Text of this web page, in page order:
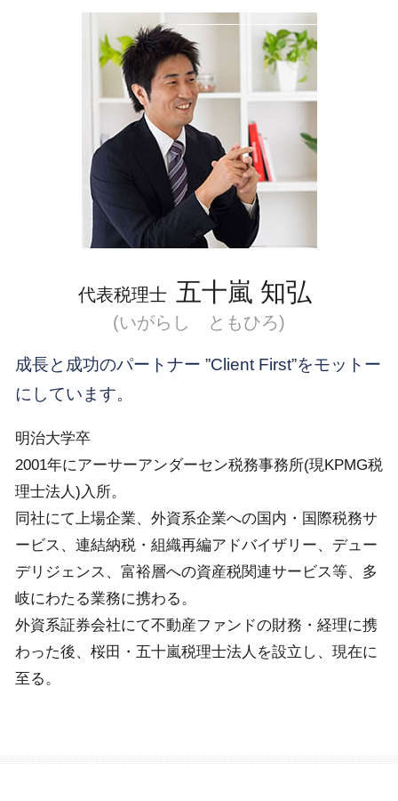
会計 税務顧問
税理士 相続税 相談
税務調査 法人
節税対策 法人化
外国 税額 控除 ふるさと 納税
国際税務 税制
外国 税額 控除 制度
外国子会社合算税制 租税負担割合 税額控
国際税務 移転価格税制
海外 送金 贈与税
国際税務 租税条約
目黒区 節税対策
目黒区 顧問税理士
目黒区 一般税務
品川区 国際税務 事前準備
品川区 一般税務
渋谷区 国際税務 事前準備
新宿区 起業支援
目黒区 起業支援
渋谷区 顧問税理士
渋谷区 会社設立後 支援
品川区 国際税務 税制
代表税理士 五十嵐 知弘
(いがらし ともひろ)
成長と成功のパートナー ”Client First”をモットー
にしています。
明治大学卒
2001年にアーサーアンダーセン税務事務所(現KPMG税
理士法人)入所。
同社にて上場企業、外資系企業への国内・国際税務サ
ービス、連結納税・組織再編アドバイザリー、デュー
デリジェンス、富裕層への資産税関連サービス等、多
岐にわたる業務に携わる。
外資系証券会社にて不動産ファンドの財務・経理に携
わった後、桜田・五十嵐税理士法人を設立し、現在に
至る。